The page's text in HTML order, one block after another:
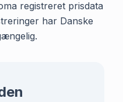
registreret prisdata
har Danske